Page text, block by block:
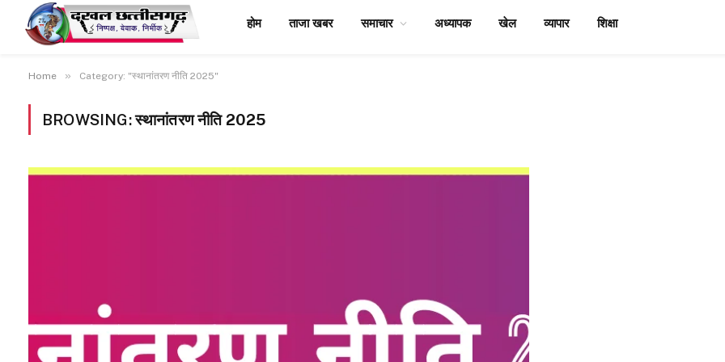
होम ताजा खबर समाचार अध्यापक खेल व्यापार शिक्षा
Home » Category: "स्थानांतरण नीति 2025"
BROWSING:स्थानांतरण नीति 2025